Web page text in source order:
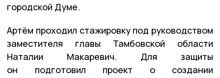
городской Думе.
Артём проходил стажировку под руководством
заместителя главы Тамбовской области
Наталии Макаревич. Для защиты
он подготовил проект о создании